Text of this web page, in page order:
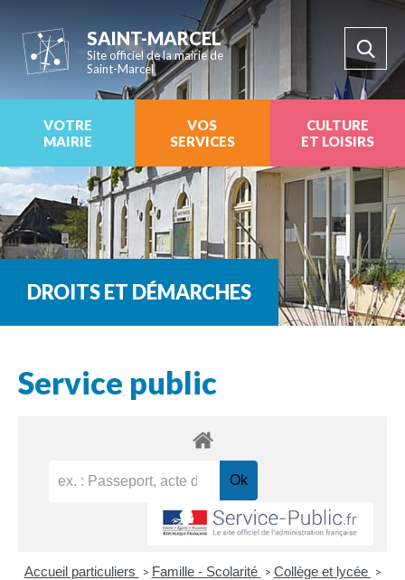
SAINT-MARCEL
Site officiel de la mairie de
Saint-Marcel
VOTRE
MAIRIE
VOS
SERVICES
CULTURE
ET LOISIRS
DROITS ET DÉMARCHES
Service public
Accueil particuliers > Famille - Scolarité > Collège et lycée >